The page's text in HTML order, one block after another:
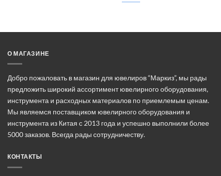
можно
выбрать
на
товара.
О МАГАЗИНЕ
Добро пожаловать в магазин для ювелиров “Маркиз”, мы рады
предложить широкий ассортимент ювелирного оборудования,
инструмента и расходных материалов по приемлемым ценам.
Мы являемся поставщиком ювелирного оборудования и
инструмента из Китая с 2013 года и успешно выполнили более
5000 заказов. Всегда рады сотрудничеству.
КОНТАКТЫ